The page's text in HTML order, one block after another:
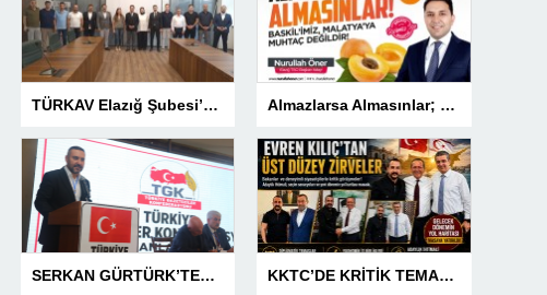
TÜRKAV Elazığ Şubesi’nden güçlü başlangıç: Kamuda liyakatin en gür sesi olacağız Almazlarsa Almasınlar; Baskilimiz Malatya’ya Muhtaç Değildir
SERKAN GÜRTÜRK’TEN BASIN MESLEK YASASI VURGUSU! KKTC’DE KRİTİK TEMASLAR! EVREN KILIÇ’TAN ÜST DÜZEY ZİRVELER